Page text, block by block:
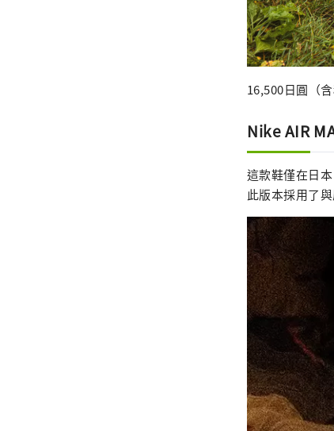
16,500日圓（
Nike AIR
這款鞋僅在日
此版本採用了